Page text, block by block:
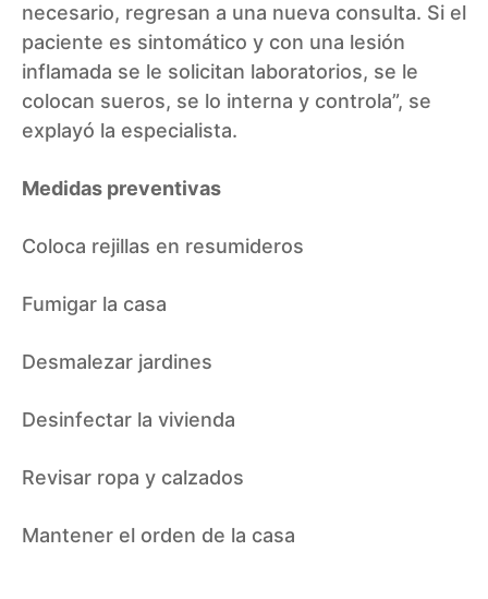
necesario, regresan a una nueva consulta. Si el
paciente es sintomático y con una lesión
inflamada se le solicitan laboratorios, se le
colocan sueros, se lo interna y controla”, se
explayó la especialista.
Medidas preventivas
Coloca rejillas en resumideros
Fumigar la casa
Desmalezar jardines
Desinfectar la vivienda
Revisar ropa y calzados
Mantener el orden de la casa